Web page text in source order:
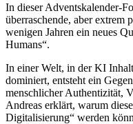
In dieser Adventskalender-Folge entwickelt Andreas eine
überraschende, aber extrem
wenigen Jahren ein neues
Humans“.
In einer Welt, in der KI
dominiert, entsteht ein
menschlicher Authentizität,
Andreas erklärt, warum
Digitalisierung“ werden